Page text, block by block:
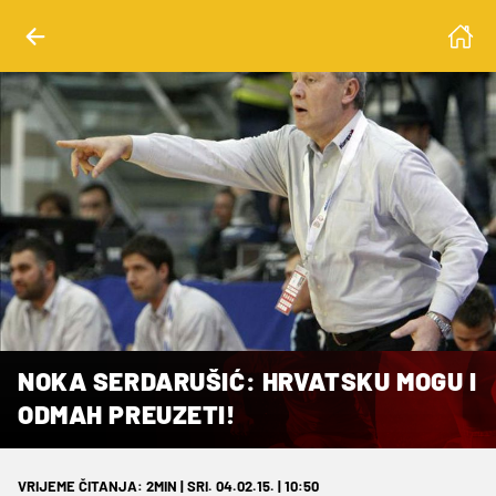
NOKA SERDARUŠIĆ: HRVATSKU MOGU I
ODMAH PREUZETI!
VRIJEME ČITANJA: 2MIN | SRI. 04.02.15. | 10:50